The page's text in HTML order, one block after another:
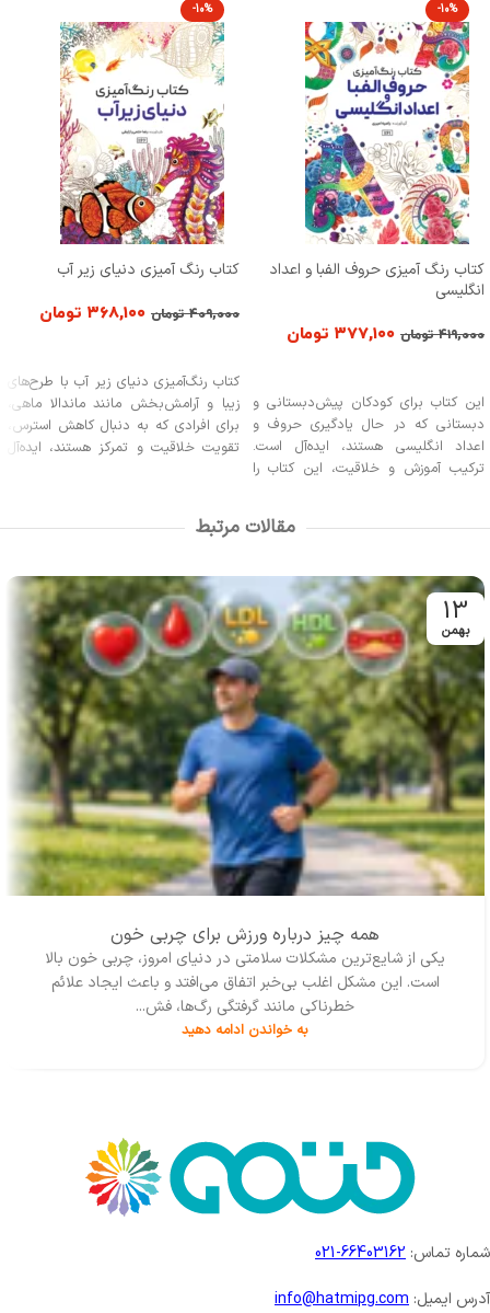
-10%
کتاب رنگ آمیزی حروف الفبا و اعداد
انگلیسی
۴۱۹,۰۰۰ تومان ۳۷۷,۱۰۰ تومان
این کتاب برای کودکان پیش‌دبستانی و
دبستانی که در حال یادگیری حروف و
اعداد انگلیسی هستند، ایده‌آل است.
ترکیب آموزش و خلاقیت، این کتاب را
-10%
کتاب رنگ آمیزی دنیای زیر آب
۴۰۹,۰۰۰ تومان ۳۶۸,۱۰۰ تومان
کتاب رنگ‌آمیزی دنیای زیر آب با طرح‌های
زیبا و آرامش‌بخش مانند ماندالا ماهی،
برای افرادی که به دنبال کاهش استرس،
تقویت خلاقیت و تمرکز هستند، ایده‌آل
کسانی که علاقه‌مند به هنر رنگ‌آمیزی و
دنیای طبیعی دریا می‌باشند، گزینه‌ای عالیمقالات مرتبط
13
بهمن
همه چیز درباره ورزش برای چربی خون
یکی از شایع‌ترین مشکلات سلامتی در دنیای امروز، چربی خون بالا
است. این مشکل اغلب بی‌خبر اتفاق می‌افتد و باعث ایجاد علائم
خطرناکی مانند گرفتگی رگ‌ها، فش...
به خواندن ادامه دهید
شماره تماس: 66403162-021
آدرس ایمیل: info@hatmipg.com